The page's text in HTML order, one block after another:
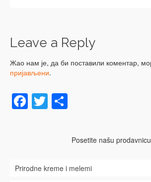
Leave a Reply
Жао нам је, да би поставили коментар,
пријављени.
Facebook
Twitter
Posetite našu prodavnicu
Prirodne kreme i melemi